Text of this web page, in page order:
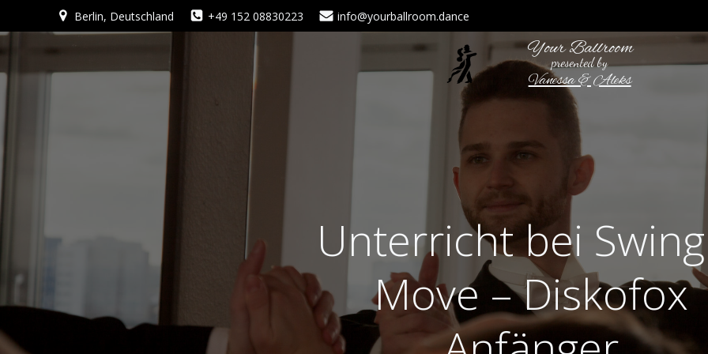
Inhalt
springen
Berlin, Deutschland +49 152 08830223 info@yourballroom.dance
Your Ballroom
presented by
Vanessa & Aleks
Unterricht bei
Move – Diskofox